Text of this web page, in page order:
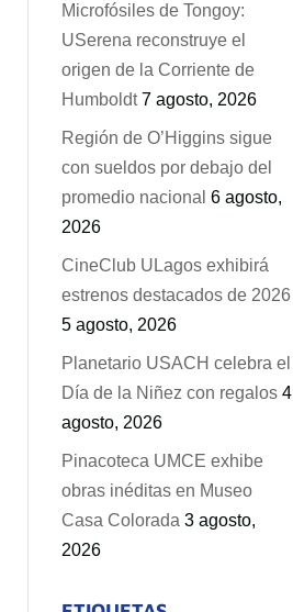
Microfósiles de Tongoy:
USerena reconstruye el
origen de la Corriente de
Humboldt 7 agosto, 2026
Región de O’Higgins sigue
con sueldos por debajo del
promedio nacional 6 agosto,
2026
CineClub ULagos exhibirá
estrenos destacados de 2026
5 agosto, 2026
Planetario USACH celebra el
Día de la Niñez con regalos 4
agosto, 2026
Pinacoteca UMCE exhibe
obras inéditas en Museo
Casa Colorada 3 agosto,
2026